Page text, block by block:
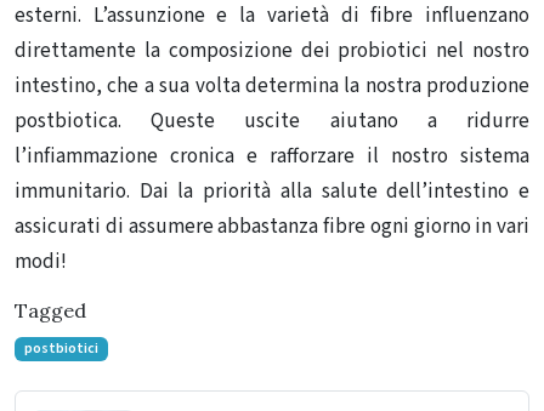
esterni. L’assunzione e la varietà di fibre influenzano
direttamente la composizione dei probiotici nel nostro
intestino, che a sua volta determina la nostra produzione
postbiotica. Queste uscite aiutano a ridurre
l’infiammazione cronica e rafforzare il nostro sistema
immunitario. Dai la priorità alla salute dell’intestino e
assicurati di assumere abbastanza fibre ogni giorno in vari
modi!
Tagged
postbiotici